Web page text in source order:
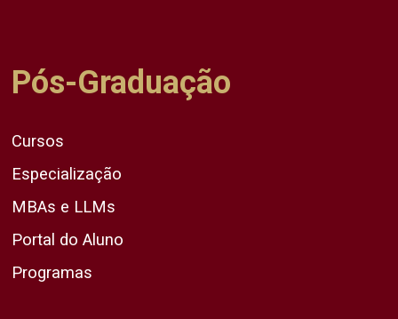
Pós-Graduação
Cursos
Especialização
MBAs e LLMs
Portal do Aluno
Programas